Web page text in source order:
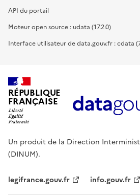
API du portail
Moteur open source : udata (17.2.0)
Interface utilisateur de data.gouv.fr : cdata
RÉPUBLIQUE
FRANÇAISE
Un produit de la Direction
(DINUM).
legifrance.gouv.fr info.gouv.fr